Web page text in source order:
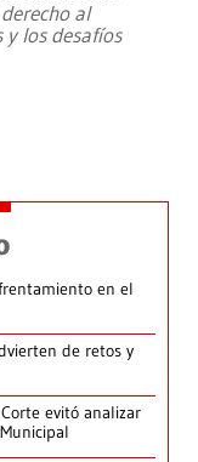
al
los desafíos
en el
de retos y
evitó analizar